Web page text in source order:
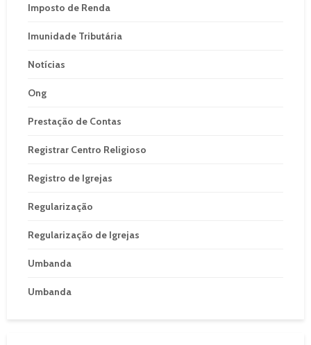
Imposto de Renda
Imunidade Tributária
Notícias
Ong
Prestação de Contas
Registrar Centro Religioso
Registro de Igrejas
Regularização
Regularização de Igrejas
Umbanda
Umbanda